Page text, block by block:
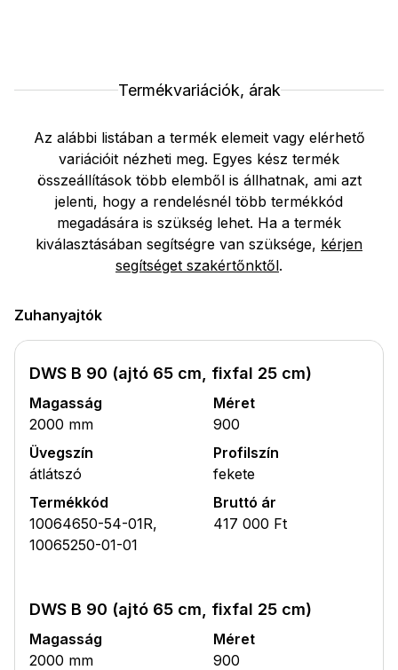
Termékvariációk, árak
Az alábbi listában a termék elemeit vagy elérhető
variációit nézheti meg. Egyes kész termék
összeállítások több elemből is állhatnak, ami azt
jelenti, hogy a rendelésnél több termékkód
megadására is szükség lehet. Ha a termék
kiválasztásában segítségre van szüksége, kérjen
segítséget szakértőnktől.
Zuhanyajtók
DWS B 90 (ajtó 65 cm, fixfal 25 cm)
Magasság
2000 mm
Méret
900
Üvegszín
átlátszó
Profilszín
fekete
Termékkód
10064650-54-01R,
10065250-01-01
Bruttó ár
417 000 Ft
DWS B 90 (ajtó 65 cm, fixfal 25 cm)
Magasság
2000 mm
Méret
900